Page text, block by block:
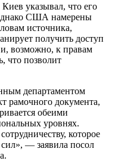
указывал, что его
США намерены
источника,
получить доступ
возможно, к правам
что позволит
департаментом
рамочного документа,
обеими
уровнях.
которое
— заявила посол